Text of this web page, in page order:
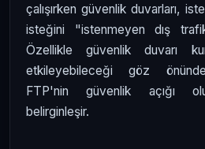
çalışırken güvenlik duvarları,
isteğini "istenmeyen dış
Özellikle güvenlik duvarı
etkileyebileceği göz önünde
FTP'nin güvenlik açığı
belirginleşir.